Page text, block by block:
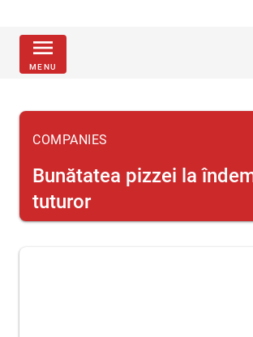
menu
MENU
COMPANIES
Bunătatea pizzei la
tuturor